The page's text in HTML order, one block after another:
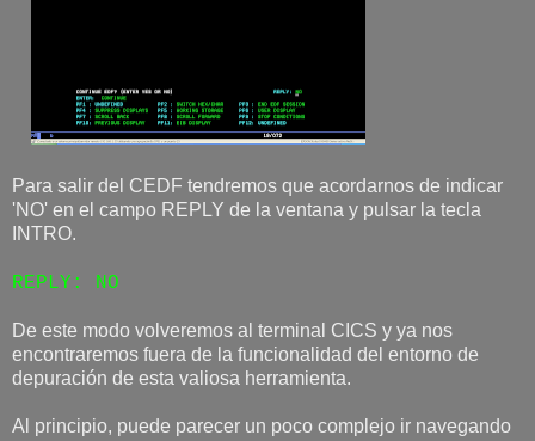
Para salir del CEDF tendremos que acordarnos de indicar
'NO' en el campo REPLY de la ventana y pulsar la tecla
INTRO.
REPLY: NO
De este modo volveremos al terminal CICS y ya nos
encontraremos fuera de la funcionalidad del entorno de
depuración de esta valiosa herramienta.
Al principio, puede parecer un poco complejo ir navegando